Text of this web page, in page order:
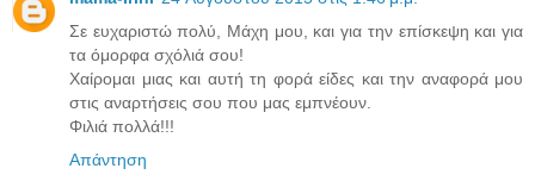
Σε ευχαριστώ πολύ, Μάχη μου, και για την επίσκεψη και για
τα όμορφα σχόλιά σου!
Χαίρομαι μιας και αυτή τη φορά είδες και την αναφορά μου
στις αναρτήσεις σου που μας εμπνέουν.
Φιλιά πολλά!!!
Απάντηση